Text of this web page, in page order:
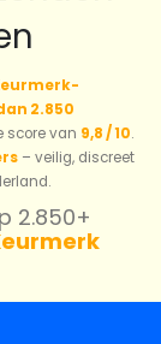
2.850
score van 9,8 / 10.
– veilig, discreet
2.850+